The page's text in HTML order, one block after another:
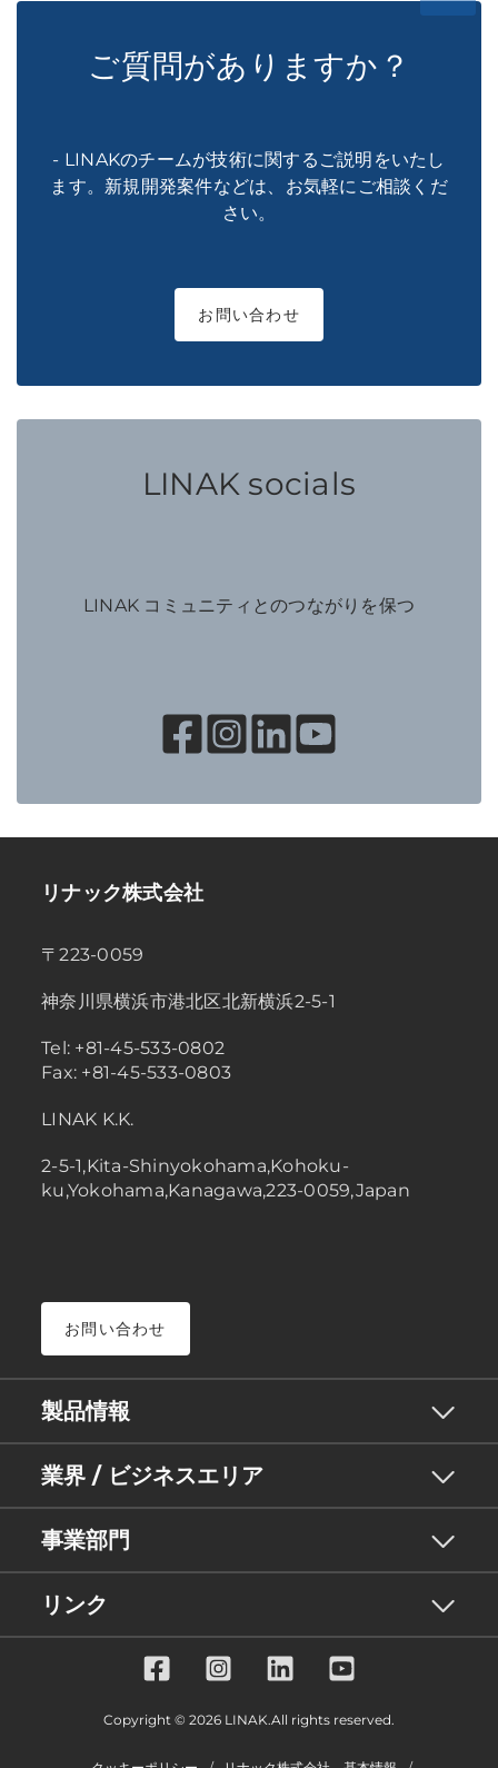
ご質問がありますか？
- LINAKのチームが技術に関するご説明をいたし
ます。新規開発案件などは、お気軽にご相談くだ
さい。
お問い合わせ
LINAK socials
LINAK コミュニティとのつながりを保つ
リナック株式会社
〒223-0059
神奈川県横浜市港北区北新横浜2-5-1
Tel: +81-45-533-0802
Fax: +81-45-533-0803
LINAK K.K.
2-5-1,Kita-Shinyokohama,Kohoku-
ku,Yokohama,Kanagawa,223-0059,Japan
お問い合わせ
製品情報
業界 / ビジネスエリア
事業部門
リンク
Copyright © 2026 LINAK.All rights reserved.